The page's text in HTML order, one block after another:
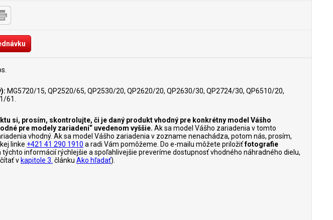
MG5720/15, QP2520/65, QP2530/20, QP2620/20, QP2630/30, QP2724/30, QP6510/20,
61.
si, prosím, skontrolujte, či je daný produkt vhodný pre konkrétny model Vášho
pre modely zariadení“ uvedenom vyššie. Ak sa model Vášho zariadenia v tomto
vhodný. Ak sa model Vášho zariadenia v zozname nenachádza, potom nás, prosím,
linke +421 41 290 1910 a radi Vám pomôžeme. Do e-mailu môžete priložiťfotografie
informácií rýchlejšie a spoľahlivejšie preveríme dostupnosť vhodného náhradného dielu,
v kapitole 3. článku Ako hľadať).